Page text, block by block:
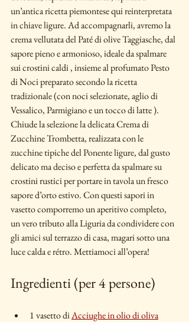
un’antica ricetta piemontese qui reinterpretata
in chiave ligure. Ad accompagnarli, avremo la
crema vellutata del Paté di olive Taggiasche, dal
sapore pieno e armonioso, ideale da spalmare
sui crostini caldi , insieme al profumato Pesto
di Noci preparato secondo la ricetta
tradizionale (con noci selezionate, aglio di
Vessalico, Parmigiano e un tocco di latte ).
Chiude la selezione la delicata Crema di
Zucchine Trombetta, realizzata con le
zucchine tipiche del Ponente ligure, dal gusto
delicato ma deciso e perfetta da spalmare su
crostini rustici per portare in tavola un fresco
sapore d’orto estivo. Con questi sapori in
vasetto comporremo un aperitivo completo,
un vero tributo alla Liguria da condividere con
gli amici sul terrazzo di casa, magari sotto una
luce calda e rétro. Mettiamoci all’opera!
Ingredienti (per 4 persone)
1 vasetto di Acciughe in olio di oliva